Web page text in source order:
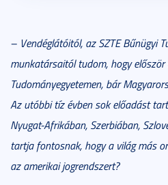
– Vendéglátóitól, az SZTE Bűnügyi
munkatársaitól tudom, hogy
Tudományegyetemen, bár
Az utóbbi tíz évben sok előadást
Nyugat-Afrikában, Szerbiában,
tartja fontosnak, hogy a világ más
az amerikai jogrendszert?